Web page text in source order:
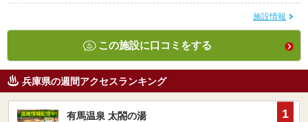
施設情報
この施設に口コミをする
兵庫県の週間アクセスランキング
有馬温泉 太閤の湯
1